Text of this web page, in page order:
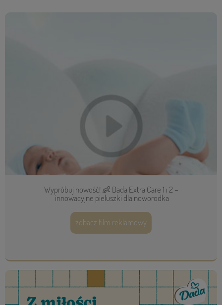
Wypróbuj nowość! 👶 Dada Extra Care 1 i 2 –
innowacyjne pieluszki dla noworodka
zobacz film reklamowy